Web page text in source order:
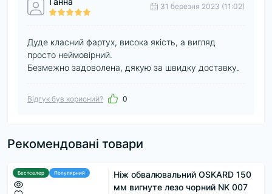
31 березня 2023 (11:02)
Дуде класний фартух, висока якість, а вигляд
просто неймовірний.
Безмежно задоволена, дякую за швидку доставку.
Відгук був корисний? 0
Рекомендовані товари
Бестселер Популярний
Ніж обвалювальний OSKARD 150
мм вигнуте лезо чорний NK 007